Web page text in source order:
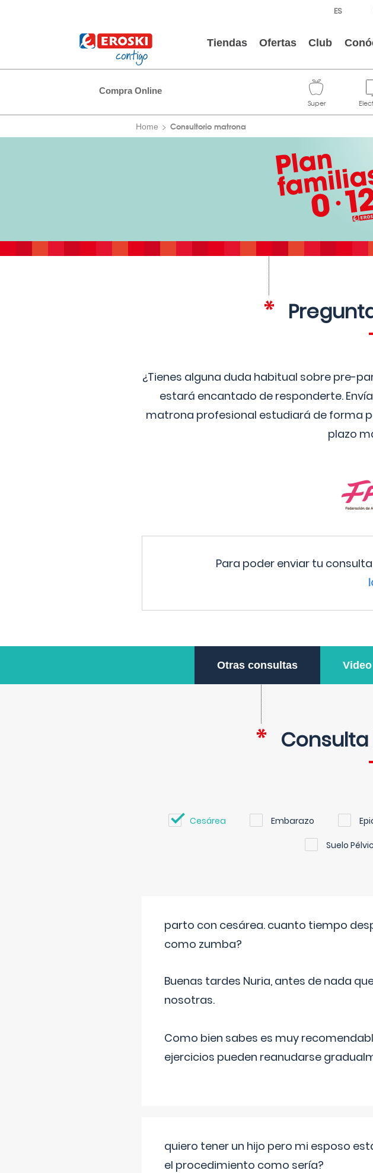
Tiendas Ofertas Club
Compra Online
Home Consultorio matrona
¿Tienes alguna duda habitual sobre pre-
estará encantado de responderte.
matrona profesional estudiará de forma
plazo
Para poder enviar tu
Otras consultas
Cesárea Embarazo
Suelo
parto con cesárea. cuanto tiempo
como zumba?
Buenas tardes Nuria, antes de nada
nosotras.
Como bien sabes es muy
ejercicios pueden reanudarse
quiero tener un hijo pero mi esposo
el procedimiento como sería?